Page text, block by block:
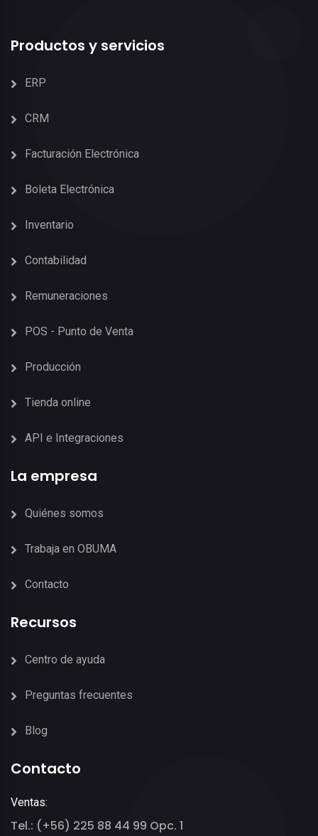
Productos y servicios
ERP
CRM
Facturación Electrónica
Boleta Electrónica
Inventario
Contabilidad
Remuneraciones
POS - Punto de Venta
Producción
Tienda online
API e Integraciones
La empresa
Quiénes somos
Trabaja en OBUMA
Contacto
Recursos
Centro de ayuda
Preguntas frecuentes
Blog
Contacto
Ventas:
Tel.: (+56) 225 88 44 99 Opc. 1